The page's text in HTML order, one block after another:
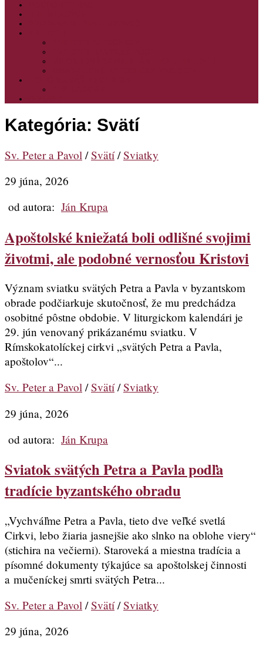
Kategória: Svätí
Sv. Peter a Pavol /Svätí/Sviatky
29 júna, 2026
od autora: Ján Krupa
Apoštolské kniežatá boli odlišné svojimi
životmi, ale podobné vernosťou Kristovi
Význam sviatku svätých Petra a Pavla v byzantskom
obrade podčiarkuje skutočnosť, že mu predchádza
osobitné pôstne obdobie. V liturgickom kalendári je
29. jún venovaný prikázanému sviatku. V
Rímskokatolíckej cirkvi „svätých Petra a Pavla,
apoštolov“...
Sv. Peter a Pavol /Svätí/Sviatky
29 júna, 2026
od autora: Ján Krupa
Sviatok svätých Petra a Pavla podľa
tradície byzantského obradu
„Vychváľme Petra a Pavla, tieto dve veľké svetlá
Cirkvi, lebo žiaria jasnejšie ako slnko na oblohe viery“
(stichira na večierni). Staroveká a miestna tradícia a
písomné dokumenty týkajúce sa apoštolskej činnosti
a mučeníckej smrti svätých Petra...
Sv. Peter a Pavol /Svätí/Sviatky
29 júna, 2026